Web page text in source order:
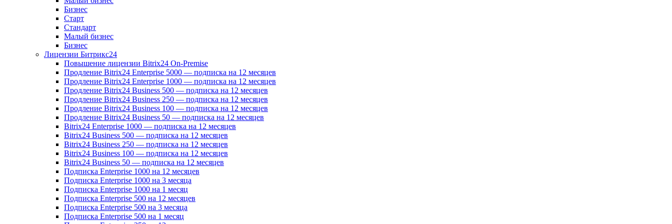
Бизнес
Старт
Стандарт
Малый бизнес
Бизнес
Лицензии Битрикс24
Повышение лицензии Bitrix24 On-Premise
Продление Bitrix24 Enterprise 5000 — подписка на 12 месяцев
Продление Bitrix24 Enterprise 1000 — подписка на 12 месяцев
Продление Bitrix24 Business 500 — подписка на 12 месяцев
Продление Bitrix24 Business 250 — подписка на 12 месяцев
Продление Bitrix24 Business 100 — подписка на 12 месяцев
Продление Bitrix24 Business 50 — подписка на 12 месяцев
Bitrix24 Enterprise 1000 — подписка на 12 месяцев
Bitrix24 Business 500 — подписка на 12 месяцев
Bitrix24 Business 250 — подписка на 12 месяцев
Bitrix24 Business 100 — подписка на 12 месяцев
Bitrix24 Business 50 — подписка на 12 месяцев
Подписка Enterprise 1000 на 12 месяцев
Подписка Enterprise 1000 на 3 месяца
Подписка Enterprise 1000 на 1 месяц
Подписка Enterprise 500 на 12 месяцев
Подписка Enterprise 500 на 3 месяца
Подписка Enterprise 500 на 1 месяц